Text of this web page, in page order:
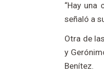
“Hay una
señaló a
Otra de
y
Benítez.